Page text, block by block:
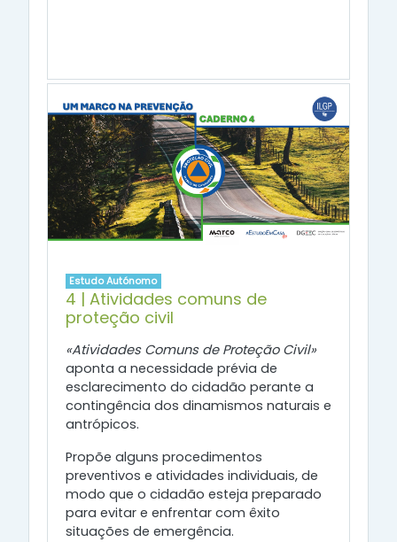
Estudo Autónomo
4 | Atividades comuns de
proteção civil
«Atividades Comuns de Proteção Civil»
aponta a necessidade prévia de
esclarecimento do cidadão perante a
contingência dos dinamismos naturais e
antrópicos.
Propõe alguns procedimentos
preventivos e atividades individuais, de
modo que o cidadão esteja preparado
para evitar e enfrentar com êxito
situações de emergência.